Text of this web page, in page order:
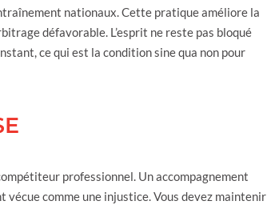
nationaux. Cette pratique améliore la
défavorable. L’esprit ne reste pas bloqué
ce qui est la condition sine qua non pour
professionnel. Un accompagnement
comme une injustice. Vous devez maintenir